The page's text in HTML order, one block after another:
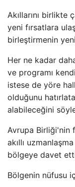
Akıllarını birlikte
yeni fırsatlara
birleştirmenin
Her ne kadar
ve programı
istese de yöre
olduğunu
alabileceğini
Avrupa Birliği'nin
akıllı
bölgeye davet
Bölgenin nüfusu